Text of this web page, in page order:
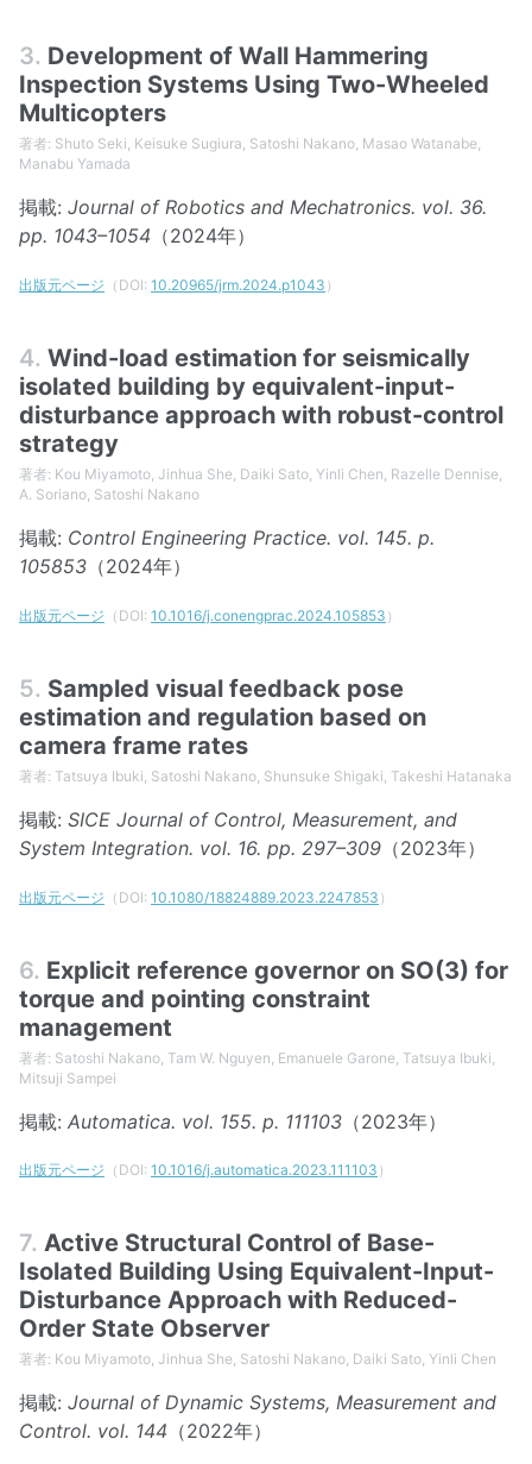
3. Development of Wall Hammering
Inspection Systems Using Two-Wheeled
Multicopters
著者: Shuto Seki, Keisuke Sugiura, Satoshi Nakano, Masao Watanabe,
Manabu Yamada
掲載: Journal of Robotics and Mechatronics. vol. 36.
pp. 1043–1054 （2024年）
出版元ページ （DOI: 10.20965/jrm.2024.p1043 ）
4. Wind-load estimation for seismically
isolated building by equivalent-input-
disturbance approach with robust-control
strategy
著者: Kou Miyamoto, Jinhua She, Daiki Sato, Yinli Chen, Razelle Dennise,
A. Soriano, Satoshi Nakano
掲載: Control Engineering Practice. vol. 145. p.
105853 （2024年）
出版元ページ （DOI: 10.1016/j.conengprac.2024.105853 ）
5. Sampled visual feedback pose
estimation and regulation based on
camera frame rates
著者: Tatsuya Ibuki, Satoshi Nakano, Shunsuke Shigaki, Takeshi Hatanaka
掲載: SICE Journal of Control, Measurement, and
System Integration. vol. 16. pp. 297–309 （2023年）
出版元ページ （DOI: 10.1080/18824889.2023.2247853 ）
6. Explicit reference governor on SO(3) for
torque and pointing constraint
management
著者: Satoshi Nakano, Tam W. Nguyen, Emanuele Garone, Tatsuya Ibuki,
Mitsuji Sampei
掲載: Automatica. vol. 155. p. 111103 （2023年）
出版元ページ （DOI: 10.1016/j.automatica.2023.111103 ）
7. Active Structural Control of Base-
Isolated Building Using Equivalent-Input-
Disturbance Approach with Reduced-
Order State Observer
著者: Kou Miyamoto, Jinhua She, Satoshi Nakano, Daiki Sato, Yinli Chen
掲載: Journal of Dynamic Systems, Measurement and
Control. vol. 144 （2022年）